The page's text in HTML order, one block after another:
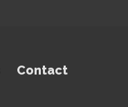
Contact